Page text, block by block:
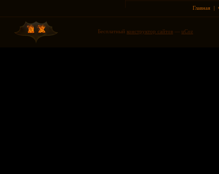
Главная |
Бесплатный конструктор сайтов — uCoz